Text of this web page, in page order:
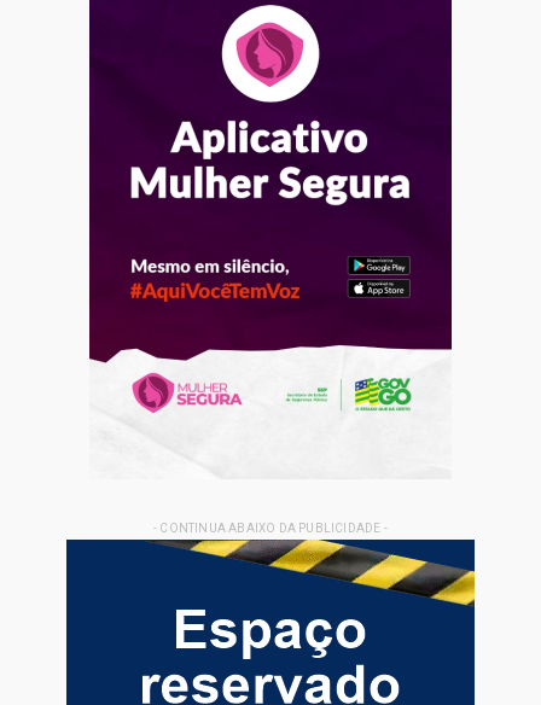
- CONTINUA ABAIXO DA PUBLICIDADE -